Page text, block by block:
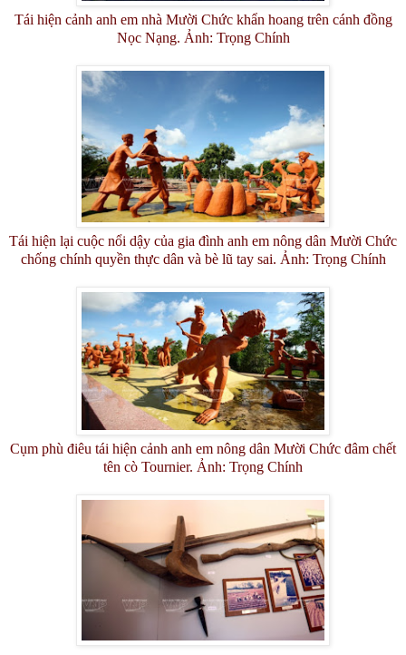
Tái hiện cảnh anh em nhà Mười Chức khẩn hoang trên cánh đồng
Nọc Nạng. Ảnh: Trọng Chính
Tái hiện lại cuộc nổi dậy của gia đình anh em nông dân Mười Chức
chống chính quyền thực dân và bè lũ tay sai. Ảnh: Trọng Chính
Cụm phù điêu tái hiện cảnh anh em nông dân Mười Chức đâm chết
tên cò Tournier. Ảnh: Trọng Chính